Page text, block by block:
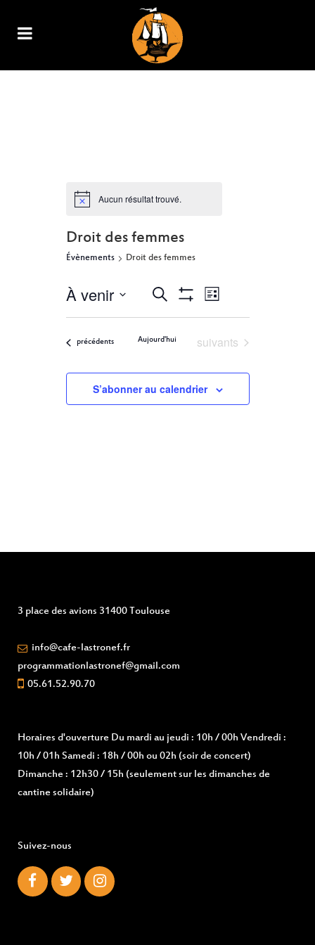
Aucun résultat trouvé.
Droit des femmes
Évènements Droit des femmes
RECHERCHE
ET
NAVIGATION
DE
VUES
Recherche
Filters
NAVIGATION
VUES
ÉVÈNEMENT
Liste
À venir
date.
Évènements
précédents Aujourd'hui Évènements
suivants
S’abonner au calendrier
3 place des avions 31400 Toulouse
info@cafe-lastronef.fr
programmationlastronef@gmail.com
05.61.52.90.70
Horaires d'ouverture Du mardi au jeudi : 10h / 00h Vendredi :
10h / 01h Samedi : 18h / 00h ou 02h (soir de concert)
Dimanche : 12h30 / 15h (seulement sur les dimanches de
cantine solidaire)
Suivez-nous